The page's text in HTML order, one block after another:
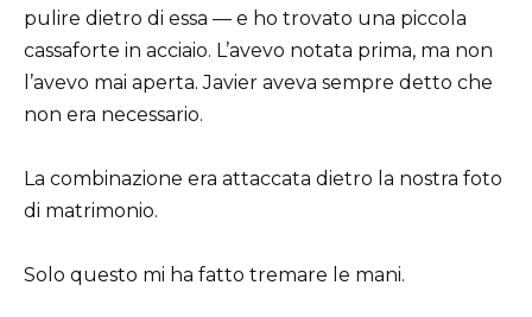
pulire dietro di essa — e ho trovato una piccola
cassaforte in acciaio. L’avevo notata prima, ma non
l’avevo mai aperta. Javier aveva sempre detto che
non era necessario.
La combinazione era attaccata dietro la nostra foto
di matrimonio.
Solo questo mi ha fatto tremare le mani.